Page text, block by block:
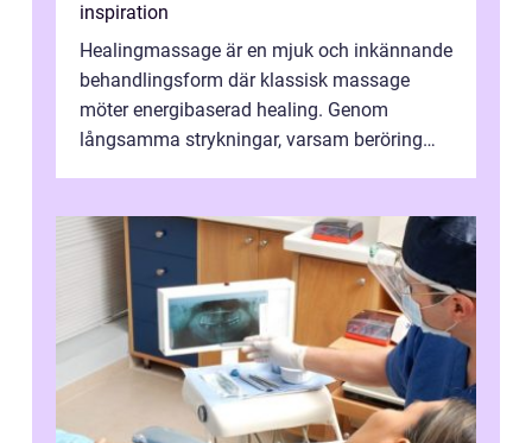
inspiration
Healingmassage är en mjuk och inkännande
behandlingsform där klassisk massage
möter energibaserad healing. Genom
långsamma strykningar, varsam beröring